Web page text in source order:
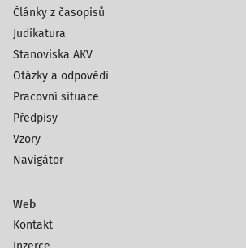
Články z časopisů
Judikatura
Stanoviska AKV
Otázky a odpovědi
Pracovní situace
Předpisy
Vzory
Navigátor
Web
Kontakt